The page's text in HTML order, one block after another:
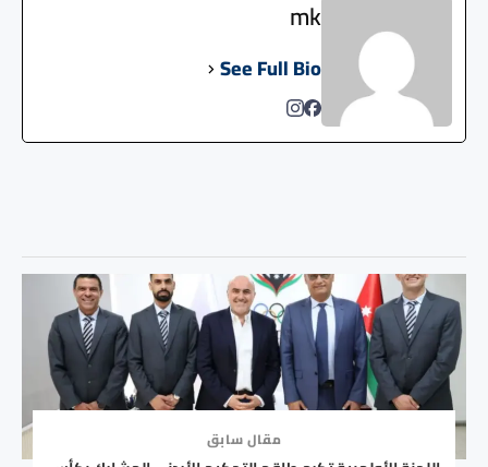
mk
See Full Bio
مقال سابق